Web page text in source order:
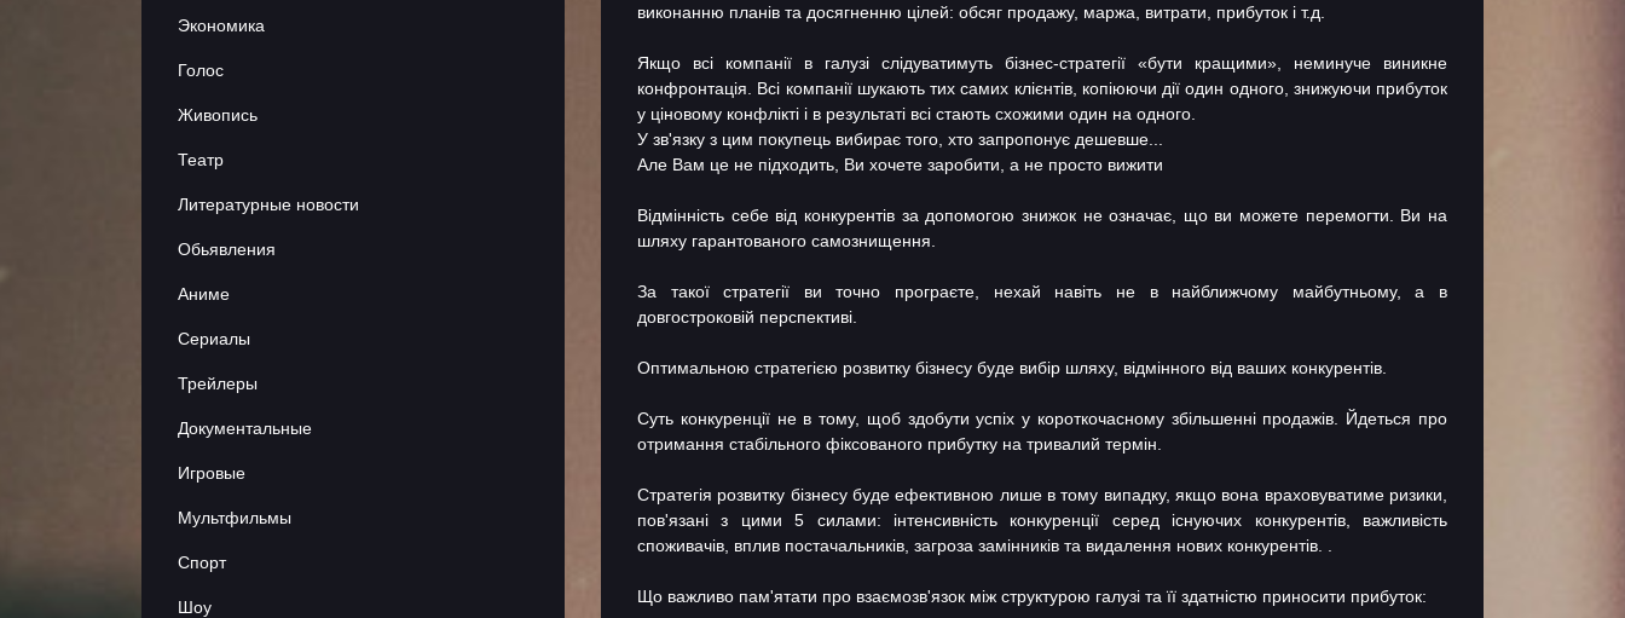
Объявления
Экономика
Голос
Живопись
Театр
Литературные новости
Обьявления
Аниме
Сериалы
Трейлеры
Документальные
Игровые
Мультфильмы
Спорт
Шоу
виконанню планів та досягненню цілей: обсяг продажу, маржа, витрати, прибуток і т.д.
Якщо всі компанії в галузі слідуватимуть бізнес-стратегії «бути кращими», неминуче виникне
конфронтація. Всі компанії шукають тих самих клієнтів, копіюючи дії один одного, знижуючи прибуток
у ціновому конфлікті і в результаті всі стають схожими один на одного.
У зв'язку з цим покупець вибирає того, хто запропонує дешевше...
Але Вам це не підходить, Ви хочете заробити, а не просто вижити
Відмінність себе від конкурентів за допомогою знижок не означає, що ви можете перемогти. Ви на
шляху гарантованого самознищення.
За такої стратегії ви точно програєте, нехай навіть не в найближчому майбутньому, а в
довгостроковій перспективі.
Оптимальною стратегією розвитку бізнесу буде вибір шляху, відмінного від ваших конкурентів.
Суть конкуренції не в тому, щоб здобути успіх у короткочасному збільшенні продажів. Йдеться про
отримання стабільного фіксованого прибутку на тривалий термін.
Стратегія розвитку бізнесу буде ефективною лише в тому випадку, якщо вона враховуватиме ризики,
пов'язані з цими 5 силами: інтенсивність конкуренції серед існуючих конкурентів, важливість
споживачів, вплив постачальників, загроза замінників та видалення нових конкурентів. .
Що важливо пам'ятати про взаємозв'язок між структурою галузі та її здатністю приносити прибуток: